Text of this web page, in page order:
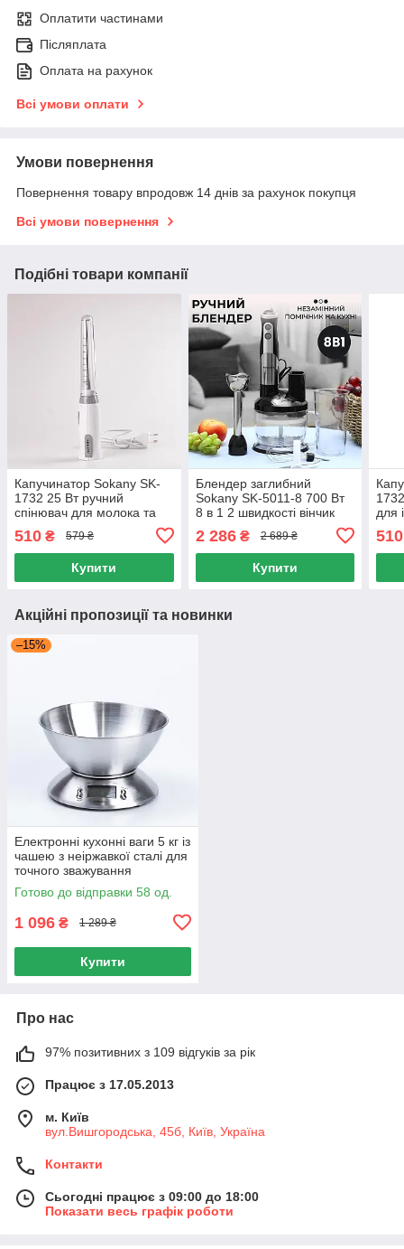
Оплатити частинами
Післяплата
Оплата на рахунок
Всі умови оплати
Умови повернення
Повернення товару впродовж 14 днів за рахунок покупця
Всі умови повернення
Подібні товари компанії
Капучинатор Sokany SK-
1732 25 Вт ручний
спінювач для молока та
безшумний
510 ₴ 579 ₴
Купити
Блендер заглибний
Sokany SK-5011-8 700 Вт
8 в 1 2 швидкості вінчик
2 286₴ 2 689 ₴
Купити
для
510
Акційні пропозиції та новинки
–15%
Електронні кухонні ваги 5 кг із
чашею з неіржавкої сталі для
точного зважування
інгредієнтів
Готово до відправки 58 од.
1 096 ₴ 1 289 ₴
Купити
Про нас
97% позитивних з 109 відгуків за рік
Працює з 17.05.2013
м. Київ
вул.Вишгородська, 45б, Київ, Україна
Контакти
Сьогодні працює з 09:00 до 18:00
Показати весь графік роботи